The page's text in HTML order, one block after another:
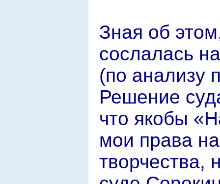
Зная об
сослалась
(по анализу
Решение
что якобы
мои права
творчества,